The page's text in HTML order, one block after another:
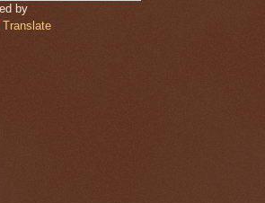
by
Translate